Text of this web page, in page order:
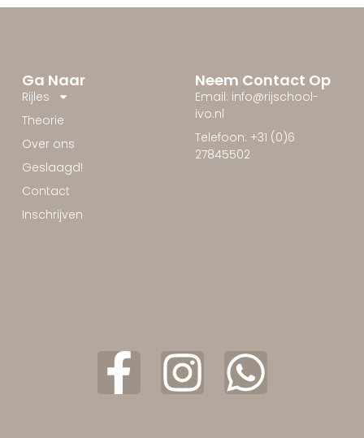
Ga Naar
Rijles
Theorie
Over ons
Geslaagd!
Contact
Inschrijven
Neem Contact Op
Email: info@rijschool-
ivo.nl
Telefoon: +31 (0)6
27845502